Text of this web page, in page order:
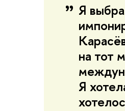
Я
на тот
Я